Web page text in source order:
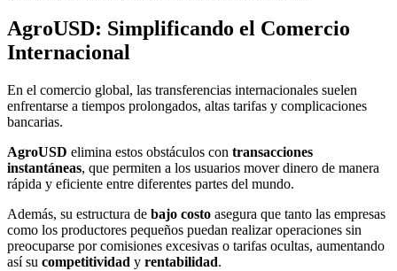
AgroUSD: Simplificando el Comercio
Internacional
En el comercio global, las transferencias internacionales suelen
enfrentarse a tiempos prolongados, altas tarifas y complicaciones
bancarias.
AgroUSD elimina estos obstáculos con transacciones
instantáneas, que permiten a los usuarios mover dinero de manera
rápida y eficiente entre diferentes partes del mundo.
Además, su estructura de bajo costo asegura que tanto las empresas
como los productores pequeños puedan realizar operaciones sin
preocuparse por comisiones excesivas o tarifas ocultas, aumentando
así su competitividad y rentabilidad.